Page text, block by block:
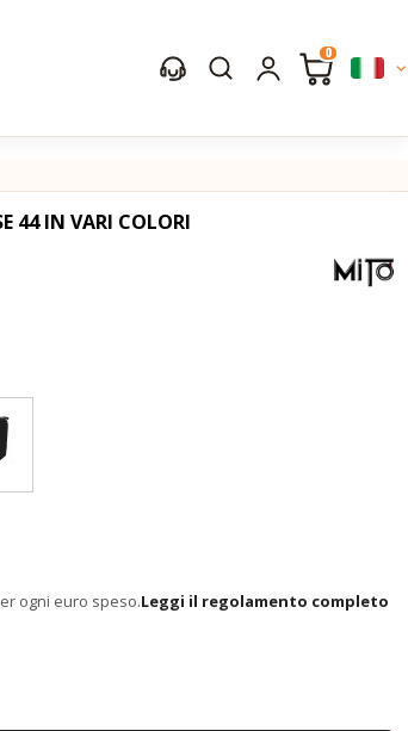
0
44 IN VARI COLORI
ogni euro speso.Leggi il regolamento completo